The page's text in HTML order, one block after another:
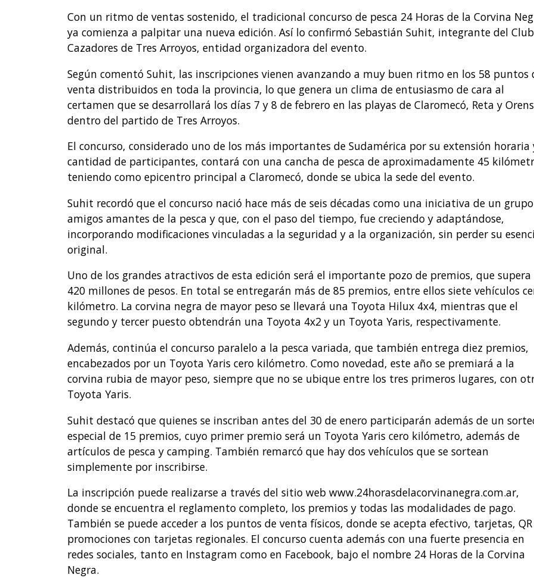
Con un ritmo de ventas sostenido, el tradicional concurso de pesca 24 Horas de la Corvina
ya comienza a palpitar una nueva edición. Así lo confirmó Sebastián Suhit, integrante del Club
Cazadores de Tres Arroyos, entidad organizadora del evento.
Según comentó Suhit, las inscripciones vienen avanzando a muy buen ritmo en los 58 puntos
venta distribuidos en toda la provincia, lo que genera un clima de entusiasmo de cara al
certamen que se desarrollará los días 7 y 8 de febrero en las playas de Claromecó, Reta y
dentro del partido de Tres Arroyos.
El concurso, considerado uno de los más importantes de Sudamérica por su extensión horaria
cantidad de participantes, contará con una cancha de pesca de aproximadamente 45
teniendo como epicentro principal a Claromecó, donde se ubica la sede del evento.
Suhit recordó que el concurso nació hace más de seis décadas como una iniciativa de un
amigos amantes de la pesca y que, con el paso del tiempo, fue creciendo y adaptándose,
incorporando modificaciones vinculadas a la seguridad y a la organización, sin perder su
original.
Uno de los grandes atractivos de esta edición será el importante pozo de premios, que supera
420 millones de pesos. En total se entregarán más de 85 premios, entre ellos siete vehículos
kilómetro. La corvina negra de mayor peso se llevará una Toyota Hilux 4x4, mientras que el
segundo y tercer puesto obtendrán una Toyota 4x2 y un Toyota Yaris, respectivamente.
Además, continúa el concurso paralelo a la pesca variada, que también entrega diez premios,
encabezados por un Toyota Yaris cero kilómetro. Como novedad, este año se premiará a la
corvina rubia de mayor peso, siempre que no se ubique entre los tres primeros lugares, con
Toyota Yaris.
Suhit destacó que quienes se inscriban antes del 30 de enero participarán además de un
especial de 15 premios, cuyo primer premio será un Toyota Yaris cero kilómetro, además de
artículos de pesca y camping. También remarcó que hay dos vehículos que se sortean
simplemente por inscribirse.
La inscripción puede realizarse a través del sitio web www.24horasdelacorvinanegra.com.ar,
donde se encuentra el reglamento completo, los premios y todas las modalidades de pago.
También se puede acceder a los puntos de venta físicos, donde se acepta efectivo, tarjetas,
promociones con tarjetas regionales. El concurso cuenta además con una fuerte presencia en
redes sociales, tanto en Instagram como en Facebook, bajo el nombre 24 Horas de la Corvina
Negra.